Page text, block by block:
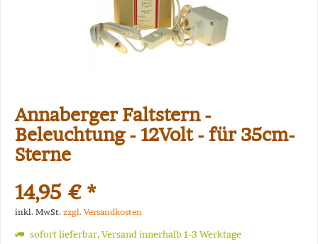
Annaberger Faltstern -
Beleuchtung - 12Volt - für 35cm-
Sterne
14,95 € *
inkl. MwSt. zzgl. Versandkosten
sofort lieferbar, Versand innerhalb 1-3 Werktage